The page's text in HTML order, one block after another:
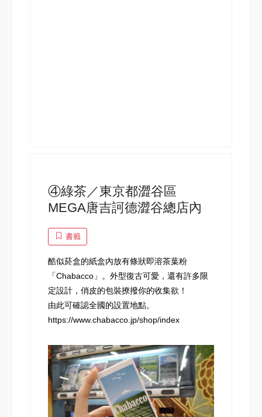
④綠茶／東京都澀谷區
MEGA唐吉訶德澀谷總店內
書籤
酷似菸盒的紙盒內放有條狀即溶茶葉粉
「Chabacco」。外型復古可愛，還有許多限
定設計，俏皮的包裝撩撥你的收集欲！
由此可確認全國的設置地點。
https://www.chabacco.jp/shop/index